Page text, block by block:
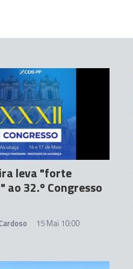
leva "forte
ao 32.º Congresso
15 Mai 10:00